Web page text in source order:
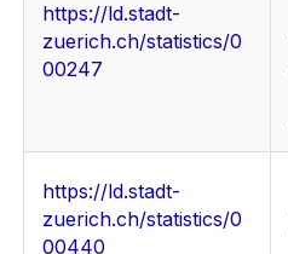
https://ld.stadt-
zuerich.ch/statistics/0
00247
https://ld.stadt-
zuerich.ch/statistics/0
00440